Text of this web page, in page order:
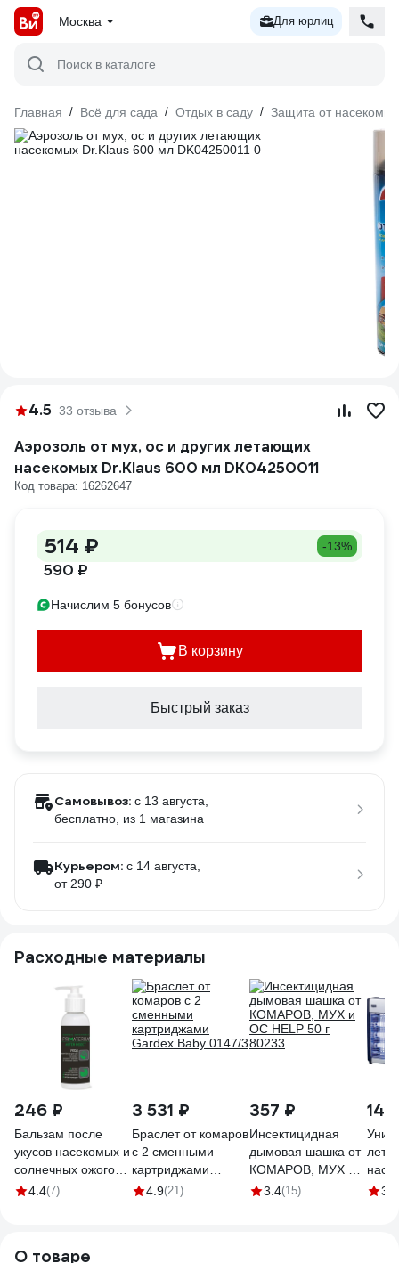
Москва Для юрлиц
Поиск в каталоге
Главная / Всё для сада / Отдых в саду / Защита от
4.5 33 отзыва
Аэрозоль от мух, ос и других летающих
насекомых Dr.Klaus 600 мл DK04250011
Код товара: 16262647
514 ₽ -13%
590 ₽
Начислим 5 бонусов
В корзину
Быстрый заказ
Самовывоз: c 13 августа,
бесплатно , из 1 магазина
Курьером: c 14 августа,
от 290 ₽
Расходные материалы
246 ₽
Бальзам после
укусов насекомых и
солнечных ожогов
TM PRIMATERRA
4.4(7)
3 531 ₽
Браслет от комаров
с 2 сменными
картриджами
Gardex Baby 0147/3
4.9(21)
357 ₽
Инсектицидная
дымовая шашка от
КОМАРОВ, МУХ и
ОС HELP 50 г
3.4(15)
14
3.5
О товаре